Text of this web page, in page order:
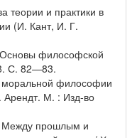
теории и практики в
(И. Кант, И. Г.
философской
С. 82—83.
философии
Арендт. М. : Изд-во
Между прошлым и